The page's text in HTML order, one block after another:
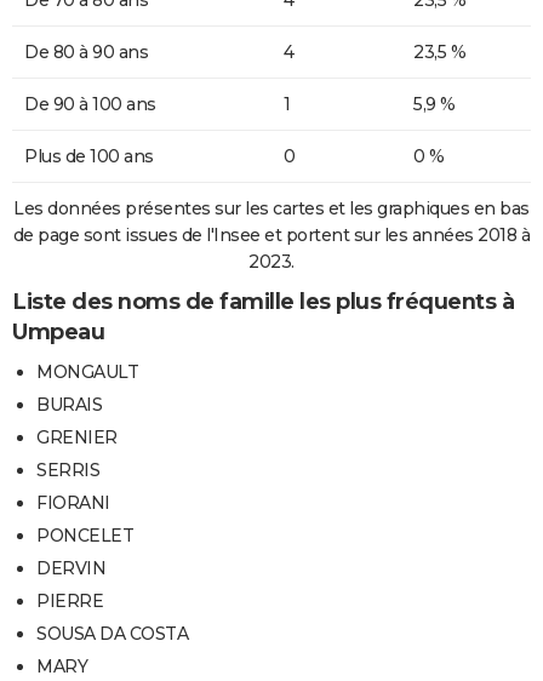
De 80 à 90 ans 4 23,5 %
De 90 à 100 ans 1 5,9 %
Plus de 100 ans 0 0 %
Les données présentes sur les cartes et les graphiques en bas
de page sont issues de l'Insee et portent sur les années 2018 à
2023.
Liste des noms de famille les plus fréquents à
Umpeau
MONGAULT
BURAIS
GRENIER
SERRIS
FIORANI
PONCELET
DERVIN
PIERRE
SOUSA DA COSTA
MARY